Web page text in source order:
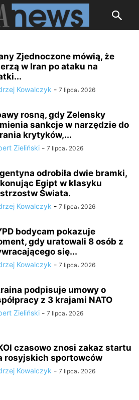
Zjednoczone mówią, że
w Iran po ataku na
Kowalczyk - 7 lipca، 2026
rosną, gdy Zelensky
sankcje w narzędzie do
krytyków,...
Zieliński - 7 lipca، 2026
odrobiła dwie bramki,
Egipt w klasyku
Świata.
Kowalczyk - 7 lipca، 2026
bodycam pokazuje
gdy uratowali 8 osób z
się...
Kowalczyk - 7 lipca، 2026
podpisuje umowy o
z 3 krajami NATO
Zieliński - 7 lipca، 2026
czasowo znosi zakaz startu
rosyjskich sportowców
Kowalczyk - 7 lipca، 2026